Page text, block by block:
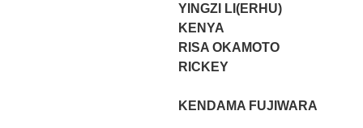
YINGZI LI(ERHU)
KENYA
RISA OKAMOTO
RICKEY
KENDAMA FUJIWARA